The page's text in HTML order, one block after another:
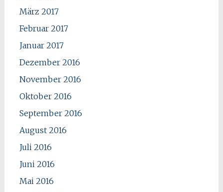
März 2017
Februar 2017
Januar 2017
Dezember 2016
November 2016
Oktober 2016
September 2016
August 2016
Juli 2016
Juni 2016
Mai 2016